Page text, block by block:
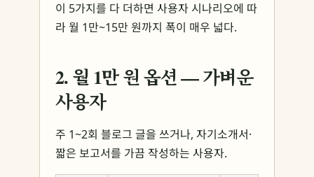
이 5가지를 다 더하면 사용자 시나리오에 따
라 월 1만~15만 원까지 폭이 매우 넓다.
2. 월 1만 원 옵션 — 가벼운
사용자
주 1~2회 블로그 글을 쓰거나, 자기소개서·
짧은 보고서를 가끔 작성하는 사용자.